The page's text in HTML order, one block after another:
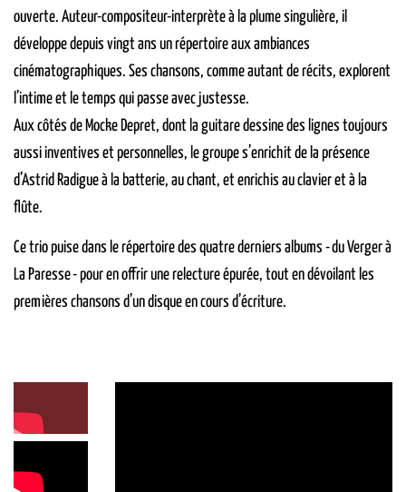
ouverte. Auteur-compositeur-interprète à la plume singulière, il
développe depuis vingt ans un répertoire aux ambiances
cinématographiques. Ses chansons, comme autant de récits, explorent
l’intime et le temps qui passe avec justesse.
Aux côtés de Mocke Depret, dont la guitare dessine des lignes toujours
aussi inventives et personnelles, le groupe s’enrichit de la présence
d’Astrid Radigue à la batterie, au chant, et enrichis au clavier et à la
flûte.
Ce trio puise dans le répertoire des quatre derniers albums - du Verger à
La Paresse - pour en offrir une relecture épurée, tout en dévoilant les
premières chansons d’un disque en cours d’écriture.